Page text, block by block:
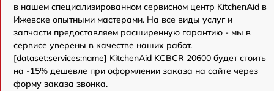
в нашем специализированном сервисном центр KitchenAid в
Ижевске опытными мастерами. На все виды услуг и
запчасти предоставляем расширенную гарантию - мы в
сервисе уверены в качестве наших работ.
[dataset:services:name] KitchenAid KCBCR 20600 будет стоить
на -15% дешевле при оформлении заказа на сайте через
форму заказа звонка.